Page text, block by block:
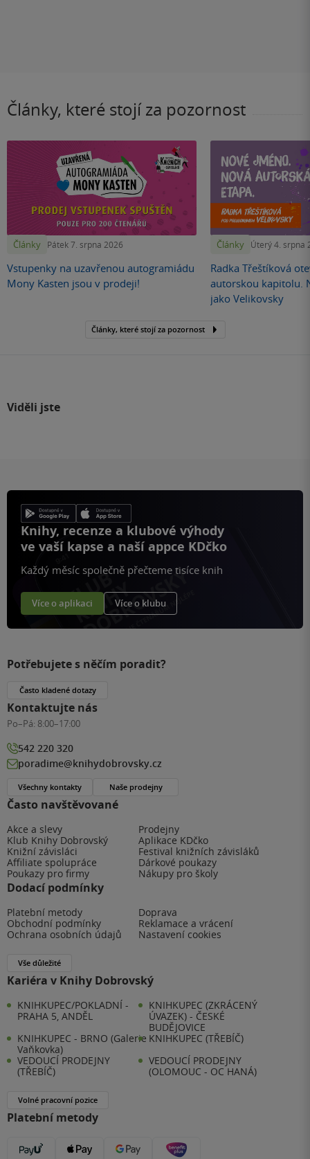
Články, které stojí za pozornost
Články Pátek 7. srpna 2026
Vstupenky na uzavřenou autogramiádu
Mony Kasten jsou v prodeji!
Články Úterý 4. srpna
Radka Třeštíková
autorskou kapitolu.
jako Velikovsky
Články, které stojí za pozornost
Viděli jste
Knihy, recenze a klubové výhody
ve vaší kapse a naší appce KDčko
Každý měsíc společně přečteme tisíce knih
Více o aplikaci Více o klubu
Často navštěvované
Akce a slevy
Prodejny
Klub Knihy Dobrovský
Aplikace KDčko
Knižní závisláci
Festival knižních závisláků
Affiliate spolupráce
Dárkové poukazy
Poukazy pro firmy
Nákupy pro školy
Dodací podmínky
Platební metody
Doprava
Obchodní podmínky
Reklamace a vrácení
Ochrana osobních údajů
Nastavení cookies
Vše důležité
Kariéra v Knihy Dobrovský
KNIHKUPEC/POKLADNÍ -
PRAHA 5, ANDĚL
KNIHKUPEC (ZKRÁCENÝ
ÚVAZEK) - ČESKÉ
BUDĚJOVICE
KNIHKUPEC - BRNO (Galerie
Vaňkovka)
KNIHKUPEC (TŘEBÍČ)
VEDOUCÍ PRODEJNY
(TŘEBÍČ)
VEDOUCÍ PRODEJNY
(OLOMOUC - OC HANÁ)
Volné pracovní pozice
Platební metody
Potřebujete s něčím poradit?
Často kladené dotazy
Kontaktujte nás
Po–Pá: 8:00–17:00
542 220 320
poradime@knihydobrovsky.cz
Všechny kontakty Naše prodejny